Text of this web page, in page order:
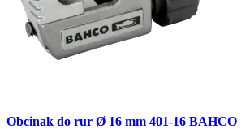
Obcinak do rur Ø 16 mm 401-16 BAHCO